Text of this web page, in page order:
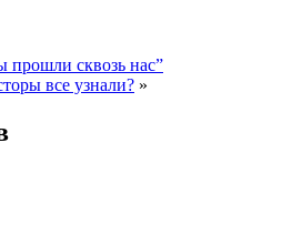
прошли сквозь нас”
все узнали? »